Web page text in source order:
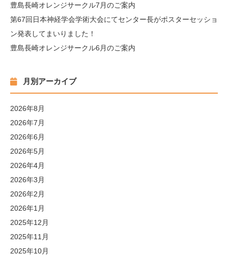
豊島長崎オレンジサークル7月のご案内
第67回日本神経学会学術大会にてセンター長がポスターセッショ
ン発表してまいりました！
豊島長崎オレンジサークル6月のご案内
月別アーカイブ
2026年8月
2026年7月
2026年6月
2026年5月
2026年4月
2026年3月
2026年2月
2026年1月
2025年12月
2025年11月
2025年10月